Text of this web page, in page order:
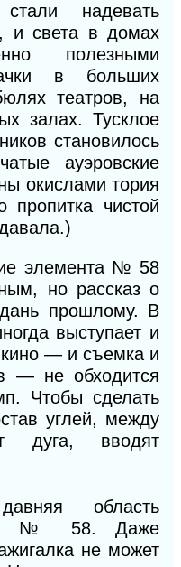
надевать
и света в домах
полезными
в больших
театров, на
залах. Тусклое
становилось
ауэровские
окислами тория
чистой
элемента № 58
но рассказ о
прошлому. В
выступает и
— и съемка и
— не обходится
Чтобы сделать
углей, между
дуга, вводят
область
№ 58. Даже
не может